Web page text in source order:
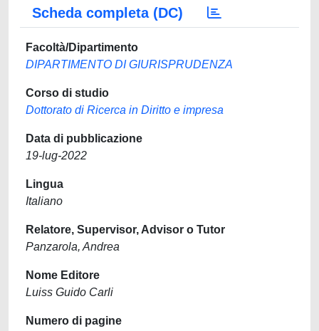
Scheda completa (DC)
Facoltà/Dipartimento
DIPARTIMENTO DI GIURISPRUDENZA
Corso di studio
Dottorato di Ricerca in Diritto e impresa
Data di pubblicazione
19-lug-2022
Lingua
Italiano
Relatore, Supervisor, Advisor o Tutor
Panzarola, Andrea
Nome Editore
Luiss Guido Carli
Numero di pagine